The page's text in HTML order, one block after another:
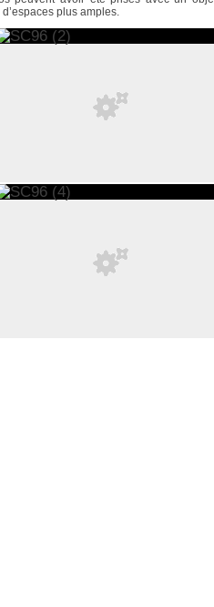
plus amples.